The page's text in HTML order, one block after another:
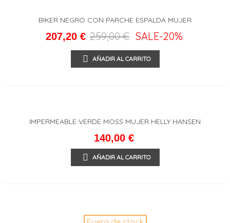
BIKER NEGRO CON PARCHE ESPALDA MUJER
207,20 € 259,00 € SALE-20%
AÑADIR AL CARRITO
IMPERMEABLE VERDE MOSS MUJER HELLY HANSEN
140,00 €
AÑADIR AL CARRITO